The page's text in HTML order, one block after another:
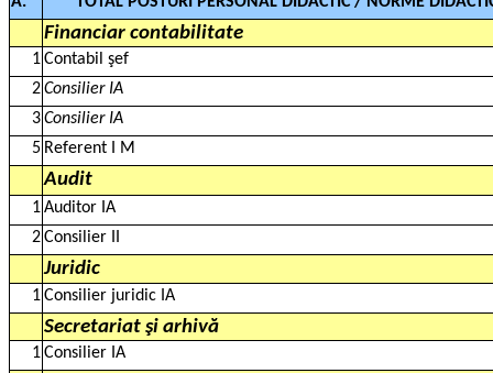
Financiar contabilitate
1Contabil şef
2Consilier IA
3Consilier IA
5 Referent I M
Audit
1Auditor IA
2Consilier II
Juridic
1Consilier juridic IA
Secretariat şi arhivă
1Consilier IA